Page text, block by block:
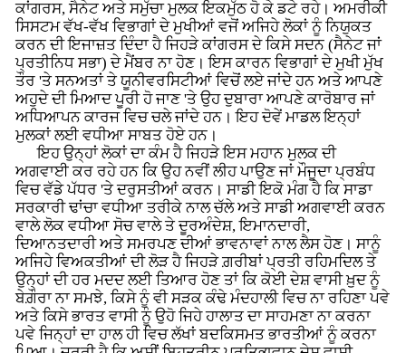
ਕਾਂਗਰਸ, ਸੈਨੇਟ ਅਤੇ ਸਮੁੱਚਾ ਮੁਲਕ ਇਕਮੁੱਠ ਹੋ ਕੇ ਡਟੇ ਰਹੇ। ਅਮਰੀਕੀ
ਸਿਸਟਮ ਵੱਖ-ਵੱਖ ਵਿਭਾਗਾਂ ਦੇ ਮੁਖੀਆਂ ਵਜੋਂ ਅਜਿਹੇ ਲੋਕਾਂ ਨੂੰ ਨਿਯੁਕਤ
ਕਰਨ ਦੀ ਇਜਾਜ਼ਤ ਦਿੰਦਾ ਹੈ ਜਿਹੜੇ ਕਾਂਗਰਸ ਦੇ ਕਿਸੇ ਸਦਨ (ਸੈਨੇਟ ਜਾਂ
ਪ੍ਰਤੀਨਿਧ ਸਭਾ) ਦੇ ਮੈਂਬਰ ਨਾ ਹੋਣ। ਇਸ ਕਾਰਨ ਵਿਭਾਗਾਂ ਦੇ ਮੁਖੀ ਮੁੱਖ
ਤੌਰ 'ਤੇ ਸਨਅਤਾਂ ਤੇ ਯੂਨੀਵਰਸਿਟੀਆਂ ਵਿਚੋਂ ਲਏ ਜਾਂਦੇ ਹਨ ਅਤੇ ਆਪਣੇ
ਅਹੁਦੇ ਦੀ ਮਿਆਦ ਪੂਰੀ ਹੋ ਜਾਣ 'ਤੇ ਉਹ ਦੁਬਾਰਾ ਆਪਣੇ ਕਾਰੋਬਾਰ ਜਾਂ
ਅਧਿਆਪਨ ਕਾਰਜ ਵਿਚ ਚਲੇ ਜਾਂਦੇ ਹਨ। ਇਹ ਦੋਵੇਂ ਮਾਡਲ ਇਨ੍ਹਾਂ
ਮੁਲਕਾਂ ਲਈ ਵਧੀਆ ਸਾਬਤ ਹੋਏ ਹਨ।
ਇਹ ਉਨ੍ਹਾਂ ਲੋਕਾਂ ਦਾ ਕੰਮ ਹੈ ਜਿਹੜੇ ਇਸ ਮਹਾਨ ਮੁਲਕ ਦੀ
ਅਗਵਾਈ ਕਰ ਰਹੇ ਹਨ ਕਿ ਉਹ ਨਵੀਂ ਲੀਹ ਪਾਉਣ ਜਾਂ ਮੌਜੂਦਾ ਪ੍ਰਬੰਧ
ਵਿਚ ਵੱਡੇ ਪੱਧਰ 'ਤੇ ਦਰੁਸਤੀਆਂ ਕਰਨ। ਸਾਡੀ ਇਕੋ ਮੰਗ ਹੈ ਕਿ ਸਾਡਾ
ਸਰਕਾਰੀ ਢਾਂਚਾ ਵਧੀਆ ਤਰੀਕੇ ਨਾਲ ਚੱਲੇ ਅਤੇ ਸਾਡੀ ਅਗਵਾਈ ਕਰਨ
ਵਾਲੇ ਲੋਕ ਵਧੀਆ ਸੋਚ ਵਾਲੇ ਤੇ ਦੂਰਅੰਦੇਸ਼, ਇਮਾਨਦਾਰੀ,
ਦਿਆਨਤਦਾਰੀ ਅਤੇ ਸਮਰਪਣ ਦੀਆਂ ਭਾਵਨਾਵਾਂ ਨਾਲ ਲੈਸ ਹੋਣ। ਸਾਨੂੰ
ਅਜਿਹੇ ਵਿਅਕਤੀਆਂ ਦੀ ਲੋੜ ਹੈ ਜਿਹੜੇ ਗ਼ਰੀਬਾਂ ਪ੍ਰਤੀ ਰਹਿਮਦਿਲ ਤੇ
ਉਨ੍ਹਾਂ ਦੀ ਹਰ ਮਦਦ ਲਈ ਤਿਆਰ ਹੋਣ ਤਾਂ ਕਿ ਕੋਈ ਦੇਸ਼ ਵਾਸੀ ਖ਼ੁਦ ਨੂੰ
ਬੇਗ਼ੌਰਾ ਨਾ ਸਮਝੇ, ਕਿਸੇ ਨੂੰ ਵੀ ਸੜਕ ਕੰਢੇ ਮੰਦਹਾਲੀ ਵਿਚ ਨਾ ਰਹਿਣਾ ਪਵੇ
ਅਤੇ ਕਿਸੇ ਭਾਰਤ ਵਾਸੀ ਨੂੰ ਉਹੋ ਜਿਹੇ ਹਾਲਾਤ ਦਾ ਸਾਹਮਣਾ ਨਾ ਕਰਨਾ
ਪਵੇ ਜਿਨ੍ਹਾਂ ਦਾ ਹਾਲ ਹੀ ਵਿਚ ਲੱਖਾਂ ਬਦਕਿਸਮਤ ਭਾਰਤੀਆਂ ਨੂੰ ਕਰਨਾ